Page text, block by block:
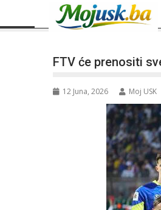
FTV će prenositi
12 Juna, 2026 Moj USK